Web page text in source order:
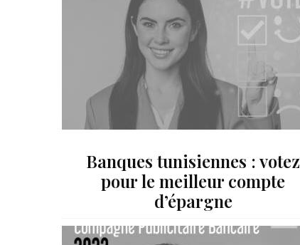
Banques tunisiennes : votez
pour le meilleur compte
d’épargne